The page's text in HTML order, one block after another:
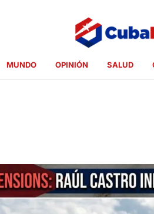
MUNDO OPINIÓN SALUD